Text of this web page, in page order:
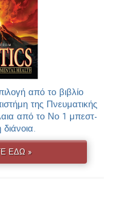
από το βιβλίο
της Πνευματικής
από το Νο 1 μπεστ-
ΕΔΩ »